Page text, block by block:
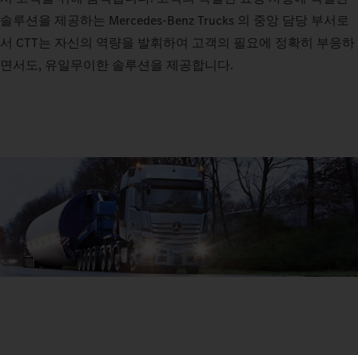
솔루션을 제공하는 Mercedes-Benz Trucks 의 중앙 담당 부서로
서 CTT는 자신의 역량을 발휘하여 고객의 필요에 정확히 부응하
면서도, 유일무이한 솔루션을 제공합니다.